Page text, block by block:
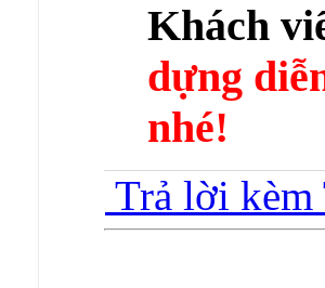
Khách
dựng
nhé!
Trả lời kèm